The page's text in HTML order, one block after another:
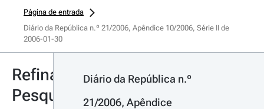
Página de entrada
Diário da República n.º 21/2006, Apêndice 10/2006, Série II de
2006-01-30
Refinar
Pesquisa
Diário da República n.º
21/2006, Apêndice